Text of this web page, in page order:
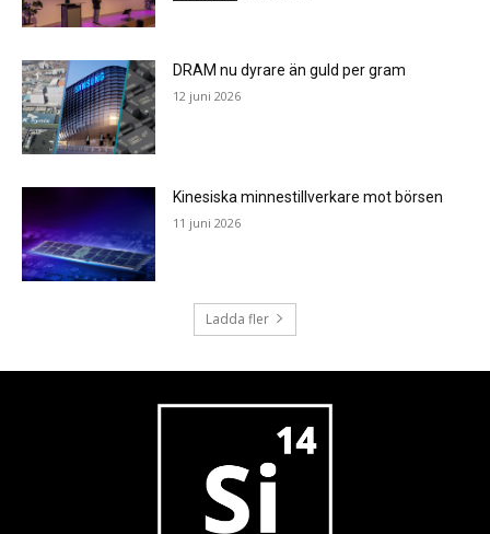
DRAM nu dyrare än guld per gram
12 juni 2026
Kinesiska minnestillverkare mot börsen
11 juni 2026
Ladda fler